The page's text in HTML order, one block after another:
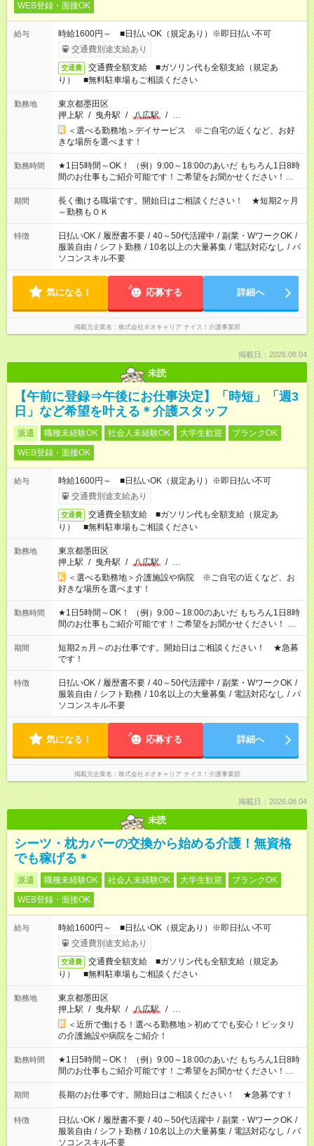
WEB登録・面接OK
給与
時給1600円～ ■日払いOK（規定あり）※即日払い不可
交通費別途支給あり
交通費
交通費全額支給 ■ガソリン代も全額支給（規定あ
り） ■無料駐車場もご相談ください
勤務地
東京都墨田区
押上駅 / 曳舟駅 / 八広駅 / …
＜選べる勤務地＞デイサービス ※ご自宅の近くなど、お好
きな場所を選べます！
勤務時間
★1日5時間～OK！ （例）9:00～18:00のあいだ もちろん1日8時
間のお仕事もご紹介可能です！ご希望をお聞かせください！★家
庭の都合でお休みが必要な場合も遠慮なくご相談ください。 ※
週最低15時間以上の勤務が必要です
期間
長く働ける職場です。開始日はご相談ください！ ★短期2ヶ月
～勤務もＯＫ
特徴 日払いOK / 履歴書不要 / 40～50代活躍中 / 副業・WワークOK /
服装自由 / シフト勤務 / 10名以上の大量募集 / 電話対応なし / パ
ソコンスキル不要
気になる！ 応募する 詳細へ
掲載元企業名 株式会社ネオキャリア ナイス！介護事業部
掲載日：2026.08.04
未読
【午前に登録⇒午後にお仕事決定】「時短」「週3
日」など希望を叶える＊介護スタッフ
派遣 職種未経験OK 社会人未経験OK 大学生歓迎
ブランクOK
WEB登録・面接OK
給与
時給1600円～ ■日払いOK（規定あり）※即日払い不可
交通費別途支給あり
交通費
交通費全額支給 ■ガソリン代も全額支給（規定あ
り） ■無料駐車場もご相談ください
勤務地
東京都墨田区
押上駅 / 曳舟駅 / 八広駅 / …
＜選べる勤務地＞介護施設や病院 ※ご自宅の近くなど、お
好きな場所を選べます！
勤務時間
★1日5時間～OK！ （例）9:00～18:00のあいだ もちろん1日8時
間のお仕事もご紹介可能です！ご希望をお聞かせください！ ※
週最低15時間以上の勤務が必要です
期間
短期2ヵ月～のお仕事です。開始日はご相談ください！ ★急募
です！
特徴 日払いOK / 履歴書不要 / 40～50代活躍中 / 副業・WワークOK /
服装自由 / シフト勤務 / 10名以上の大量募集 / 電話対応なし / パ
ソコンスキル不要
気になる！ 応募する 詳細へ
掲載元企業名 株式会社ネオキャリア ナイス！介護事業部
掲載日：2026.08.04
未読
シーツ・枕カバーの交換から始める介護！無資格
でも稼げる＊
派遣 職種未経験OK 社会人未経験OK 大学生歓迎
ブランクOK
WEB登録・面接OK
給与
時給1600円～ ■日払いOK（規定あり）※即日払い不可
交通費別途支給あり
交通費
交通費全額支給 ■ガソリン代も全額支給（規定あ
り） ■無料駐車場もご相談ください
勤務地
東京都墨田区
押上駅 / 曳舟駅 / 八広駅 / …
＜近所で働ける！選べる勤務地＞初めてでも安心！ピッタリ
の介護施設や病院をご紹介！
勤務時間
★1日5時間～OK！ （例）9:00～18:00のあいだ もちろん1日8時
間のお仕事もご紹介可能です！ご希望をお聞かせください！★家
庭の都合でお休みが必要な場合も遠慮なくご相談ください。 ※
週最低15時間以上の勤務が必要です
期間 長期のお仕事です。開始日はご相談ください！ ★急募です！
特徴 日払いOK / 履歴書不要 / 40～50代活躍中 / 副業・WワークOK /
服装自由 / シフト勤務 / 10名以上の大量募集 / 電話対応なし / パ
ソコンスキル不要